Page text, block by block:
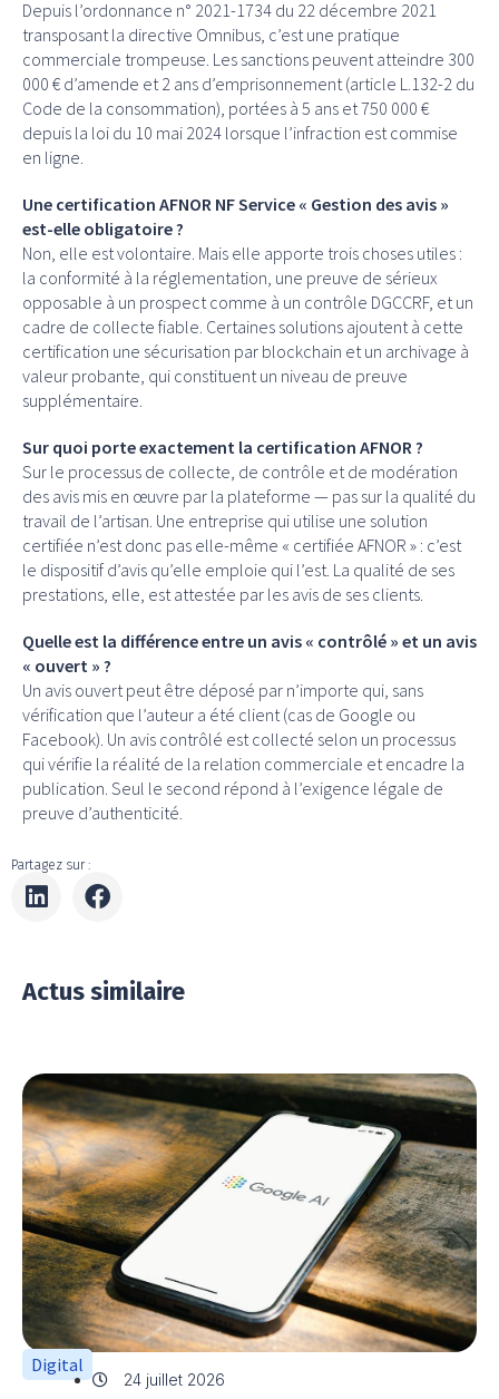
Depuis l’ordonnance n° 2021-1734 du 22 décembre 2021
transposant la directive Omnibus, c’est une pratique
commerciale trompeuse. Les sanctions peuvent atteindre 300
000 € d’amende et 2 ans d’emprisonnement (article L.132-2 du
Code de la consommation), portées à 5 ans et 750 000 €
depuis la loi du 10 mai 2024 lorsque l’infraction est commise
en ligne.
Une certification AFNOR NF Service « Gestion des avis »
est-elle obligatoire ?
Non, elle est volontaire. Mais elle apporte trois choses utiles :
la conformité à la réglementation, une preuve de sérieux
opposable à un prospect comme à un contrôle DGCCRF, et un
cadre de collecte fiable. Certaines solutions ajoutent à cette
certification une sécurisation par blockchain et un archivage à
valeur probante, qui constituent un niveau de preuve
supplémentaire.
Sur quoi porte exactement la certification AFNOR ?
Sur le processus de collecte, de contrôle et de modération
des avis mis en œuvre par la plateforme — pas sur la qualité du
travail de l’artisan. Une entreprise qui utilise une solution
certifiée n’est donc pas elle-même « certifiée AFNOR » : c’est
le dispositif d’avis qu’elle emploie qui l’est. La qualité de ses
prestations, elle, est attestée par les avis de ses clients.
Quelle est la différence entre un avis « contrôlé » et un avis
« ouvert » ?
Un avis ouvert peut être déposé par n’importe qui, sans
vérification que l’auteur a été client (cas de Google ou
Facebook). Un avis contrôlé est collecté selon un processus
qui vérifie la réalité de la relation commerciale et encadre la
publication. Seul le second répond à l’exigence légale de
preuve d’authenticité.
Partagez sur :
Actus similaire
Digital
24 juillet 2026